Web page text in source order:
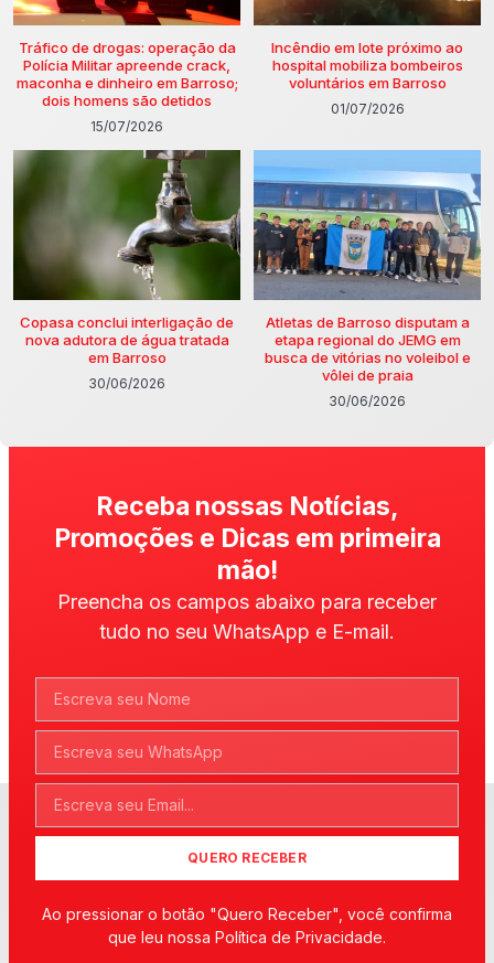
Tráfico de drogas: operação da
Polícia Militar apreende crack,
maconha e dinheiro em Barroso;
dois homens são detidos
15/07/2026
Incêndio em lote próximo ao
hospital mobiliza bombeiros
voluntários em Barroso
01/07/2026
Copasa conclui interligação de
nova adutora de água tratada
em Barroso
30/06/2026
Atletas de Barroso disputam a
etapa regional do JEMG em
busca de vitórias no voleibol e
vôlei de praia
30/06/2026
Receba nossas Notícias,
Promoções e Dicas em primeira
mão!
Preencha os campos abaixo para receber
tudo no seu WhatsApp e E-mail.
QUERO RECEBER
Ao pressionar o botão "Quero Receber", você confirma
que leu nossa Política de Privacidade.